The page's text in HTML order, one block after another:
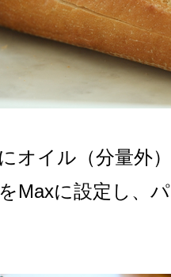
オイル（分量外
Maxに設定し、